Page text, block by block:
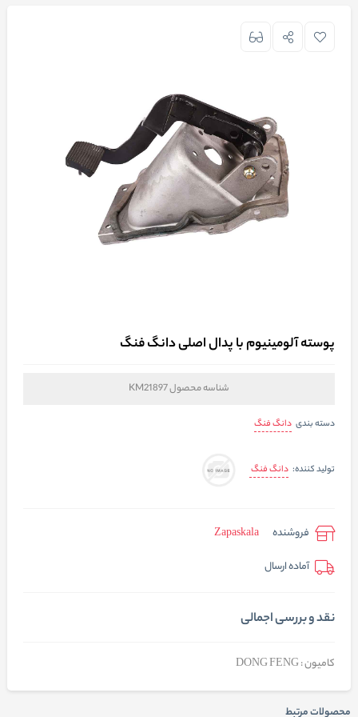
پوسته آلومینیوم با پدال اصلی دانگ فنگ
شناسه محصولKM21897
دسته بندی دانگ فنگ
تولید کننده: دانگ فنگ
فروشنده
Zapaskala
آماده ارسال
نقد و بررسی اجمالی
کامیون : DONG FENG
محصولات مرتبط